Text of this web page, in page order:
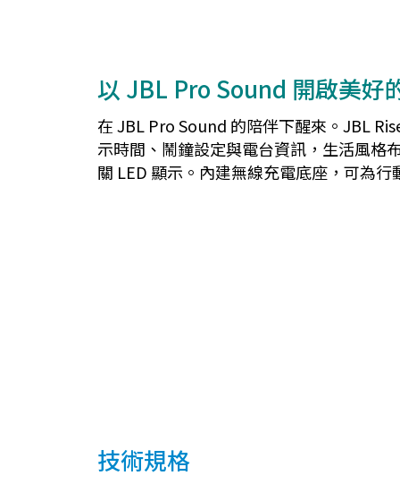
以 JBL Pro Sound 開啟美好
在 JBL Pro Sound 的陪伴下醒來。JBL
示時間、鬧鐘設定與電台資訊，生活風格
關 LED 顯示。內建無線充電底座，可為
技術規格